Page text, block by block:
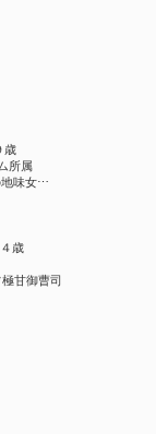
歳
所属
地味女⋯
歳
甘御曹司